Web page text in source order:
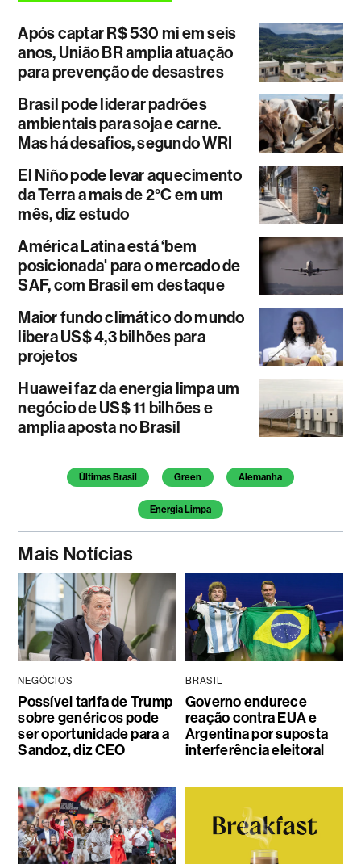
Após captar R$ 530 mi em seis
anos, União BR amplia atuação
para prevenção de desastres
Brasil pode liderar padrões
ambientais para soja e carne.
Mas há desafios, segundo WRI
El Niño pode levar aquecimento
da Terra a mais de 2°C em um
mês, diz estudo
América Latina está ‘bem
posicionada' para o mercado de
SAF, com Brasil em destaque
Maior fundo climático do mundo
libera US$ 4,3 bilhões para
projetos
Huawei faz da energia limpa um
negócio de US$ 11 bilhões e
amplia aposta no Brasil
Temas deste artigo
Últimas Brasil Green Alemanha
Energia Limpa
Mais Notícias
NEGÓCIOS
Possível tarifa de Trump
sobre genéricos pode
ser oportunidade para a
Sandoz, diz CEO
BRASIL
Governo endurece
reação contra EUA e
Argentina por suposta
interferência eleitoral